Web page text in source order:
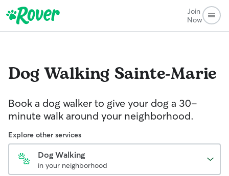
Join
Now
Dog Walking Sainte-Marie
Book a dog walker to give your dog a 30-
minute walk around your neighborhood.
Explore other services
Dog Walking
in your neighborhood